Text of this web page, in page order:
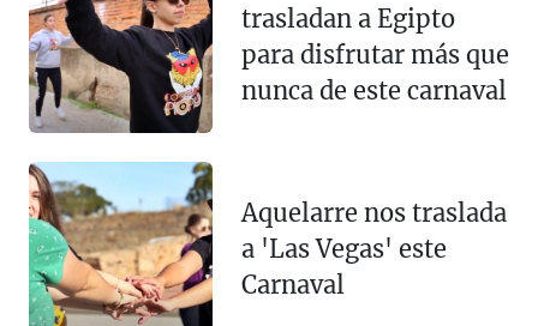
trasladan a Egipto
para disfrutar más que
nunca de este carnaval
Aquelarre nos traslada
a 'Las Vegas' este
Carnaval